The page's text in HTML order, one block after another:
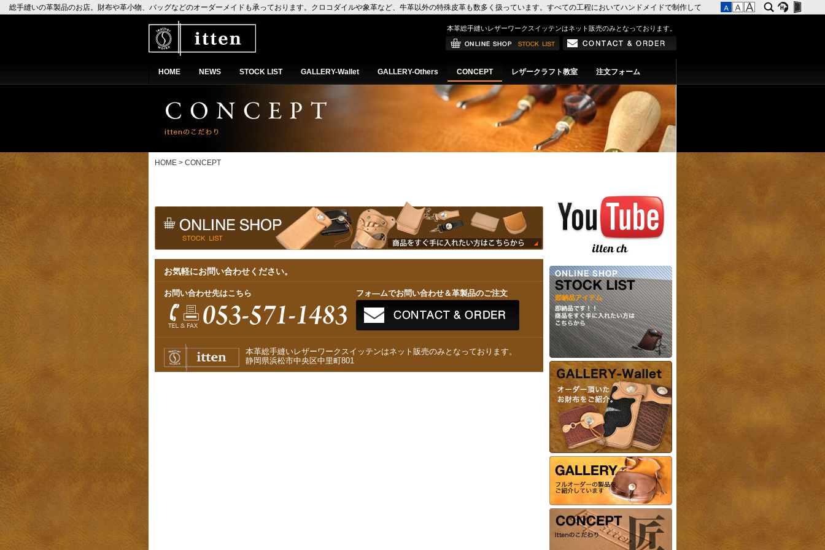
総手縫いの革製品のお店。財布や革小物、バッグなどのオーダーメイドも承っております。クロコダイルや象革など、牛革以外の特殊皮革も数多く扱っています。すべての工程においてハンドメイドで制作して
おります。YouTubeで技術解説やレザークラフトお役立ち情報、オーダーメイドのご紹介など配信しております。
本革総手縫いレザーワークスイッテンはネット販売のみとなっております。
HOME NEWS STOCK LIST GALLERY-Wallet GALLERY-Others CONCEPT レザークラフト教室 注文フォーム
HOME > CONCEPT
お気軽にお問い合わせください。
お問い合わせ先はこちら フォ—ムでお問い合わせ＆革製品のご注文
本革総手縫いレザーワークスイッテンはネット販売のみとなっております。
静岡県浜松市中央区中里町801